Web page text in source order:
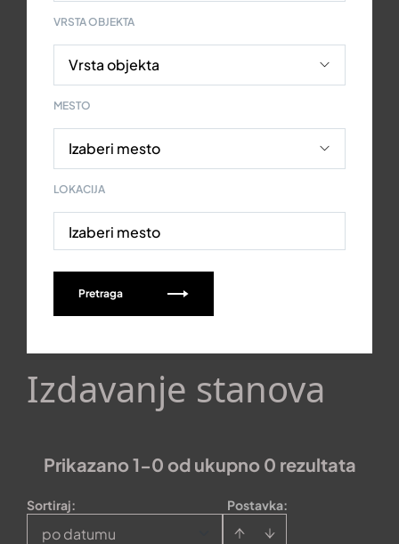
VRSTA OBJEKTA
MESTO
LOKACIJA
Izaberi mesto
Pretraga
Izdavanje stanova
Prikazano 1-0 od ukupno 0 rezultata
Postavka:
Sortiraj:
po datumu